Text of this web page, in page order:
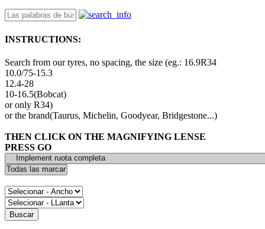
INSTRUCTIONS:
Search from our tyres, no spacing, the size (eg.: 16.9R34
10.0/75-15.3
12.4-28
10-16.5(Bobcat)
or only R34)
or the brand(Taurus, Michelin, Goodyear, Bridgestone...)
THEN CLICK ON THE MAGNIFYING LENSE
PRESS GO